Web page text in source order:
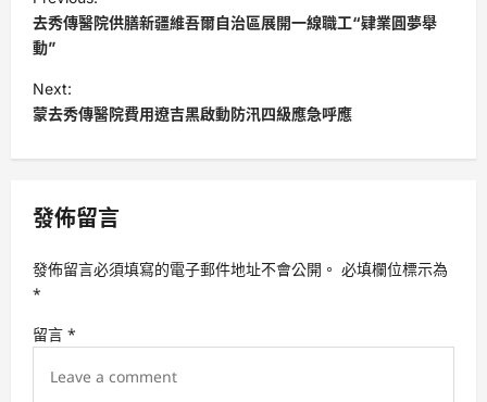
o
s
t
n
a
i
a
t
i
去秀傳醫院供膳新疆維吾爾自治區展開一線職工“肄業圓夢舉
動”
Next:
蒙去秀傳醫院費用遼吉黑啟動防汛四級應急呼應
發佈留言
發佈留言必須填寫的電子郵件地址不會公開。 必填欄位標示為
*
留言 *